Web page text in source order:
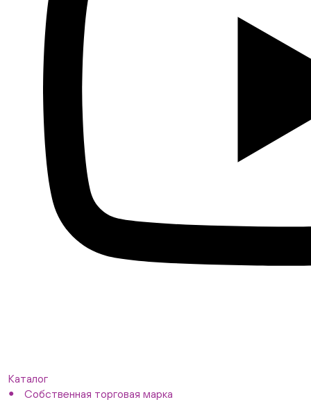
Каталог
Собственная торговая марка